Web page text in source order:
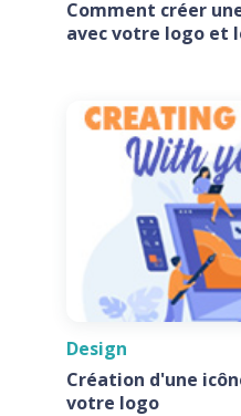
Comment créer
avec votre logo et
Design
Création d'une
votre logo